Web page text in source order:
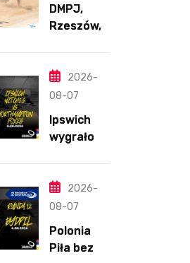
DMPJ,
Rzeszów,
wa,
5.06.2026
2026-
08-07
Ipswich
wygrało z
pomimo
straty
Kosmiczny
mecz
2026-
08-07
Polonia
Piła bez